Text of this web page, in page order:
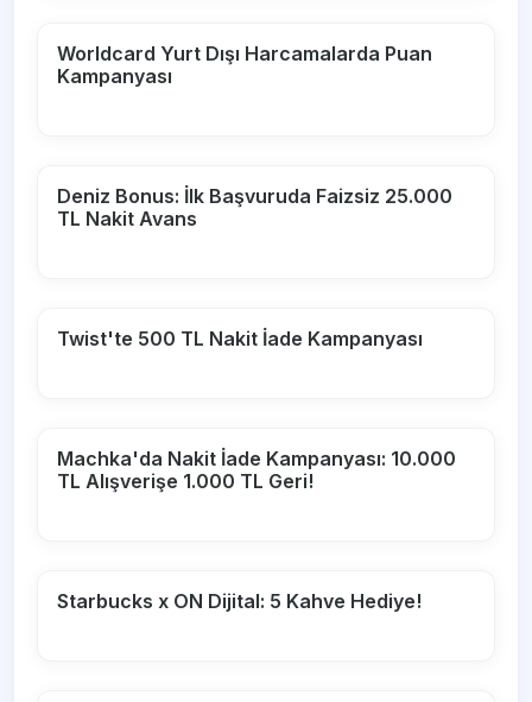
Worldcard Yurt Dışı Harcamalarda Puan
Kampanyası
Deniz Bonus: İlk Başvuruda Faizsiz 25.000
TL Nakit Avans
Twist'te 500 TL Nakit İade Kampanyası
Machka'da Nakit İade Kampanyası: 10.000
TL Alışverişe 1.000 TL Geri!
Starbucks x ON Dijital: 5 Kahve Hediye!